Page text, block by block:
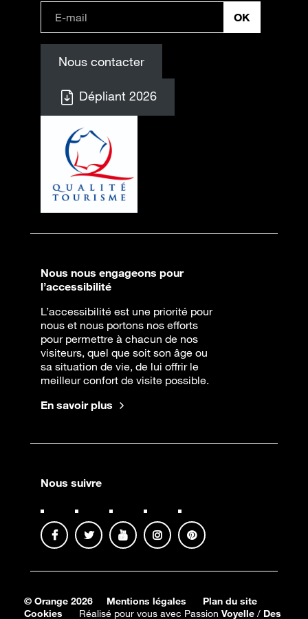
Nous contacter
Dépliant 2026
Nous nous engageons pour
l’accessibilité
L’accessibilité est une priorité pour
nous et nous portons nos efforts
pour permettre à chacun de nos
visiteurs, quel que soit son âge ou
sa situation de vie, de lui offrir le
meilleur confort de visite possible.
En savoir plus
Nous suivre
© Orange 2026 Mentions légales
Plan du site
Cookies
Réalisé pour vous avec Passion Voyelle / Des